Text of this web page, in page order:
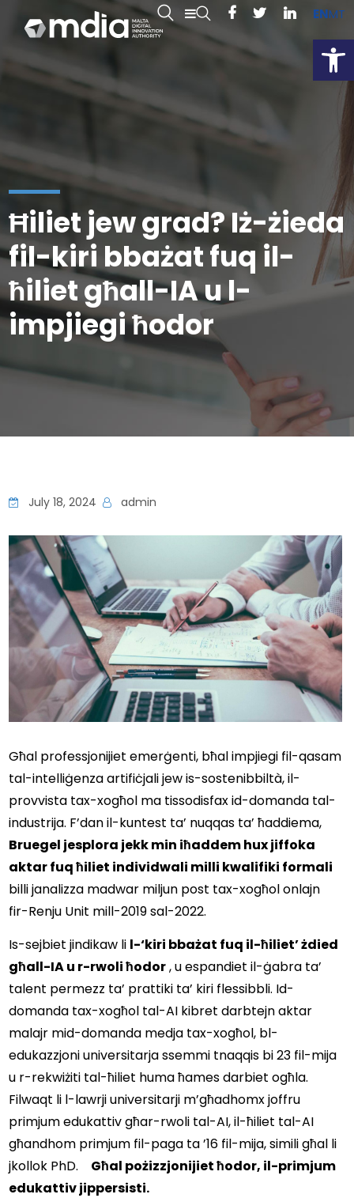
ENMT
Ħiliet jew grad? Iż-żieda
fil-kiri bbażat fuq il-
ħiliet għall-IA u l-
impjiegi ħodor
July 18, 2024 admin
Għal professjonijiet emerġenti, bħal impjiegi fil-qasam
tal-intelliġenza artifiċjali jew is-sostenibbiltà, il-
provvista tax-xogħol ma tissodisfax id-domanda tal-
Bruegel jesplora jekk min iħaddem hux jiffoka
aktar fuq ħiliet individwali milli kwalifiki formali
billi janalizza madwar miljun post tax-xogħol onlajn
fir-Renju Unit mill-2019 sal-2022.
Is-sejbiet jindikaw li l-‘kiri bbażat fuq il-ħiliet’ żdied
għall-IA u r-rwoli ħodor , u espandiet il-ġabra ta’
talent permezz ta’ prattiki ta’ kiri flessibbli. Id-
domanda tax-xogħol tal-AI kibret darbtejn aktar
malajr mid-domanda medja tax-xogħol, bl-
edukazzjoni universitarja ssemmi tnaqqis bi 23 fil-mija
u r-rekwiżiti tal-ħiliet huma ħames darbiet ogħla.
Filwaqt li l-lawrji universitarji m’għadhomx joffru
primjum edukattiv għar-rwoli tal-AI, il-ħiliet tal-AI
għandhom primjum fil-paga ta ’16 fil-mija, simili għal li
jkollok PhD. Għal pożizzjonijiet ħodor, il-primjum
edukattiv jippersisti.